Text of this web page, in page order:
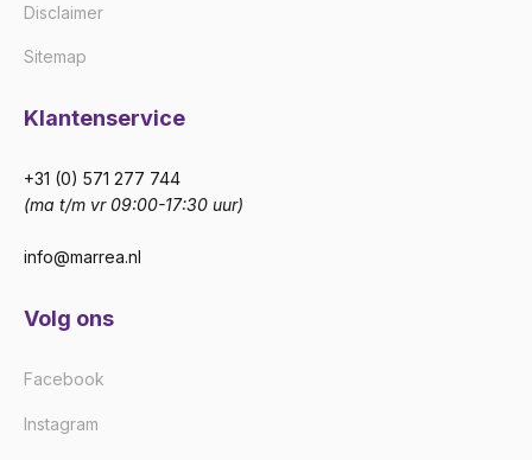
Disclaimer
Sitemap
Klantenservice
+31 (0) 571 277 744
(ma t/m vr 09:00-17:30 uur)
info@marrea.nl
Volg ons
Facebook
Instagram